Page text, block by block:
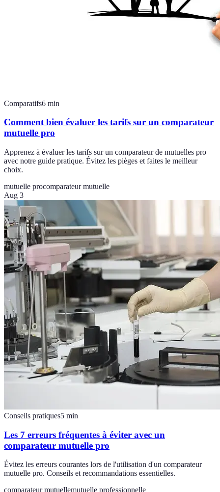
Comparatifs6 min
Comment bien évaluer les tarifs sur un comparateur
mutuelle pro
Apprenez à évaluer les tarifs sur un comparateur de mutuelles pro
avec notre guide pratique. Évitez les pièges et faites le meilleur
choix.
mutuelle procomparateur mutuelle
Aug 3
Conseils pratiques5 min
Les 7 erreurs fréquentes à éviter avec un
comparateur mutuelle pro
Évitez les erreurs courantes lors de l'utilisation d'un comparateur
mutuelle pro. Conseils et recommandations essentielles.
comparateur mutuellemutuelle professionnelle